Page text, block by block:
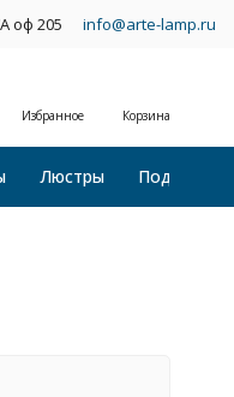
оф 205 info@arte-lamp.ru
Избранное Корзина
Люстры Подвесные